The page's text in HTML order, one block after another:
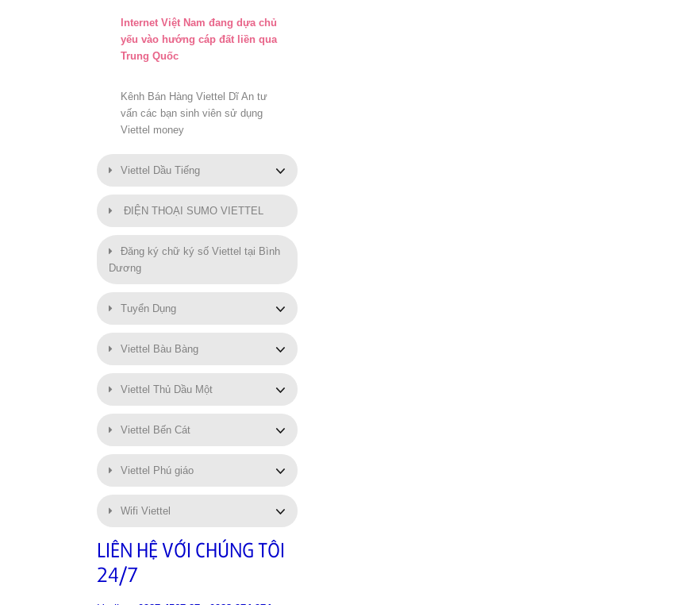
Internet Việt Nam đang dựa chủ
yếu vào hướng cáp đất liền qua
Trung Quốc
Kênh Bán Hàng Viettel Dĩ An tư
vấn các bạn sinh viên sử dụng
Viettel money
Viettel Dầu Tiếng
ĐIỆN THOẠI SUMO VIETTEL
Đăng ký chữ ký số Viettel tại Bình
Dương
Tuyển Dụng
Viettel Bàu Bàng
Viettel Thủ Dầu Một
Viettel Bến Cát
Viettel Phú giáo
Wifi Viettel
LIÊN HỆ VỚI CHÚNG TÔI
24/7